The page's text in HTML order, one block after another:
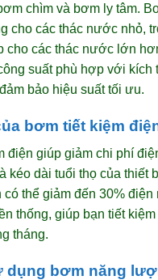
chìm và bơm ly tâm.
cho các thác nước nhỏ,
cho các thác nước lớn
suất phù hợp với
bảo hiệu suất tối ưu.
bơm tiết kiệm
điện giúp giảm chi phí
kéo dài tuổi thọ của thiết
có thể giảm đến 30% điện
thống, giúp bạn tiết
tháng.
dụng bơm năng